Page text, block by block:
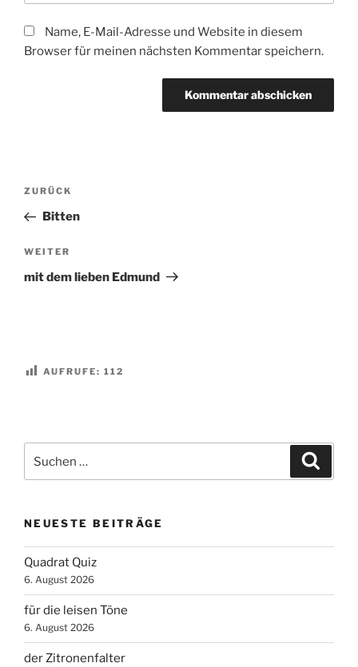
Name, E-Mail-Adresse und Website in diesem
Browser für meinen nächsten Kommentar speichern.
Beitragsnavigation
Vorheriger
Beitrag
ZURÜCK
Bitten
Nächster
Beitrag
WEITER
mit dem lieben Edmund
AUFRUFE: 112
nach:
NEUESTE BEITRÄGE
Quadrat Quiz
6. August 2026
für die leisen Töne
6. August 2026
der Zitronenfalter